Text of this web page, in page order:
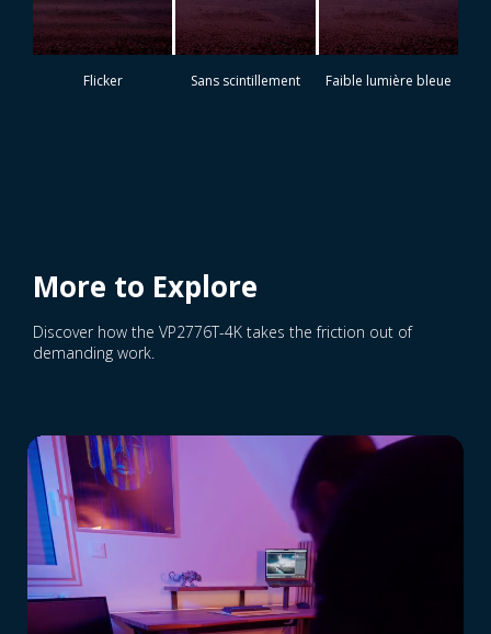
Flicker Sans scintillement Faible lumière bleue
More to Explore
Discover how the VP2776T-4K takes the friction out of
demanding work.